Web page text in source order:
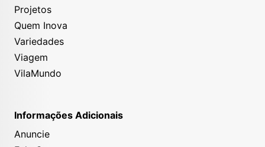
Projetos
Quem Inova
Variedades
Viagem
VilaMundo
Informações Adicionais
Anuncie